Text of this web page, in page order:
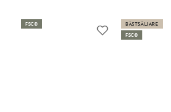
FSC®
BÄSTSÄLJARE
FSC®